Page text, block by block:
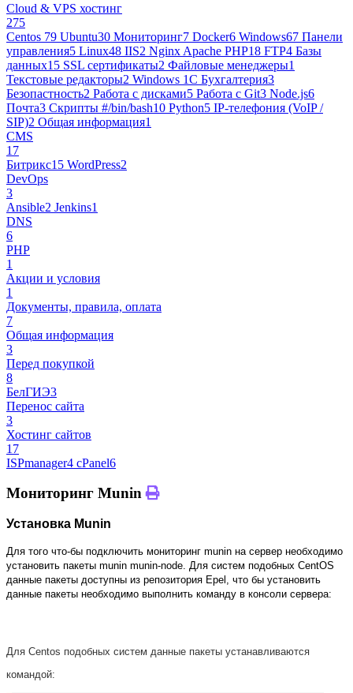
Cloud & VPS хостинг
275
Centos 79 Ubuntu30 Мониторинг7 Docker6 Windows67 Панели
управления5 Linux48 IIS2 Nginx Apache PHP18 FTP4 Базы
данных15 SSL сертификаты2 Файловые менеджеры1
Текстовые редакторы2 Windows 1С Бухгалтерия3
Безопастность2 Работа с дисками5 Работа с Git3 Node.js6
Почта3 Cкрипты #/bin/bash10 Python5 IP-телефония (VoIP /
SIP)2 Общая информация1
CMS
17
Битрикс15 WordPress2
DevOps
3
Ansible2 Jenkins1
DNS
6
PHP
1
Акции и условия
1
Документы, правила, оплата
7
Общая информация
3
Перед покупкой
8
БелГИЭ3
Перенос сайта
3
Хостинг сайтов
17
ISPmanager4 cPanel6
Мониторинг Munin
Установка Munin
Для того что-бы подключить мониторинг munin на сервер необходимо
установить пакеты munin munin-node. Для систем подобных CentOS
данные пакеты доступны из репозитория Epel, что бы установить
данные пакеты необходимо выполнить команду в консоли сервера:
Для Centos подобных систем данные пакеты устанавливаются
командой: